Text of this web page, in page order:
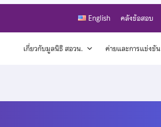
English คลังข้อสอบ
เกี่ยวกับมูลนิธิ สอวน. ค่ายและการแข่งขัน